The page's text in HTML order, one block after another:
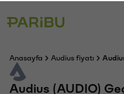
Anasayfa Audius fiyatı
Audius (AUDIO)